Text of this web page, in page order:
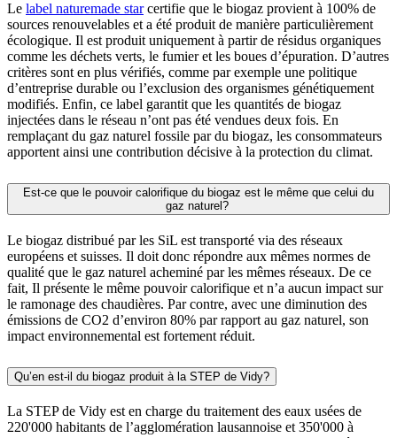
Le label naturemade starcertifie que le biogaz provient à 100% de
sources renouvelables et a été produit de manière particulièrement
écologique. Il est produit uniquement à partir de résidus organiques
comme les déchets verts, le fumier et les boues d’épuration. D’autres
critères sont en plus vérifiés, comme par exemple une politique
d’entreprise durable ou l’exclusion des organismes génétiquement
modifiés. Enfin, ce label garantit que les quantités de biogaz
injectées dans le réseau n’ont pas été vendues deux fois. En
remplaçant du gaz naturel fossile par du biogaz, les consommateurs
apportent ainsi une contribution décisive à la protection du climat.
Est-ce que le pouvoir calorifique du biogaz est le même que celui du
gaz naturel?
Le biogaz distribué par les SiL est transporté via des réseaux
européens et suisses. Il doit donc répondre aux mêmes normes de
qualité que le gaz naturel acheminé par les mêmes réseaux. De ce
fait, Il présente le même pouvoir calorifique et n’a aucun impact sur
le ramonage des chaudières. Par contre, avec une diminution des
émissions de CO2 d’environ 80% par rapport au gaz naturel, son
impact environnemental est fortement réduit.
Qu’en est-il du biogaz produit à la STEP de Vidy?
La STEP de Vidy est en charge du traitement des eaux usées de
220'000 habitants de l’agglomération lausannoise et 350'000 à